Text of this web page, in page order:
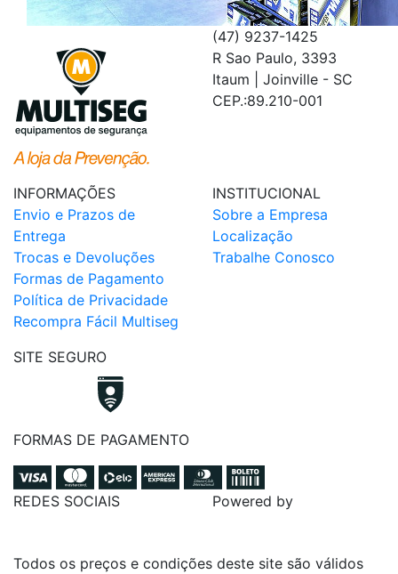
(47) 9237-1425
R Sao Paulo, 3393
Itaum | Joinville - SC
CEP.:89.210-001
INFORMAÇÕES
Envio e Prazos de
Entrega
Trocas e Devoluções
Formas de Pagamento
Política de Privacidade
Recompra Fácil Multiseg
INSTITUCIONAL
Sobre a Empresa
Localização
Trabalhe Conosco
SITE SEGURO
FORMAS DE PAGAMENTO
REDES SOCIAIS Powered by
Todos os preços e condições deste site são válidos